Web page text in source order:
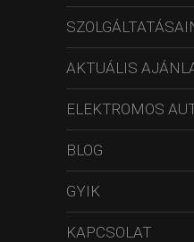
AKTUÁLIS
ELEKTROMOS
BLOG
GYIK
KAPCSOLAT